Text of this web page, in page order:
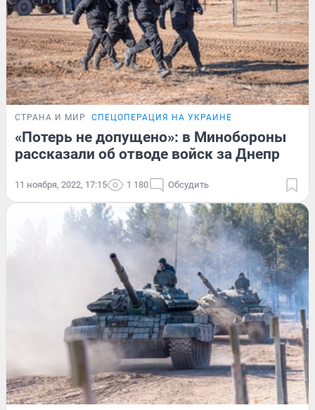
СТРАНА И МИР СПЕЦОПЕРАЦИЯ НА УКРАИНЕ
«Потерь не допущено»: в Минобороны
рассказали об отводе войск за Днепр
11 ноября, 2022, 17:15 1 180 Обсудить